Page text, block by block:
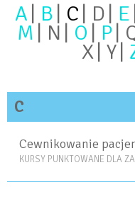
A B C D E
M N O P
X Y
C
Cewnikowanie
KURSY PUNKTOWANE DLA